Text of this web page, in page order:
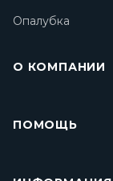
Опалубка
О КОМПАНИИ
ПОМОЩЬ